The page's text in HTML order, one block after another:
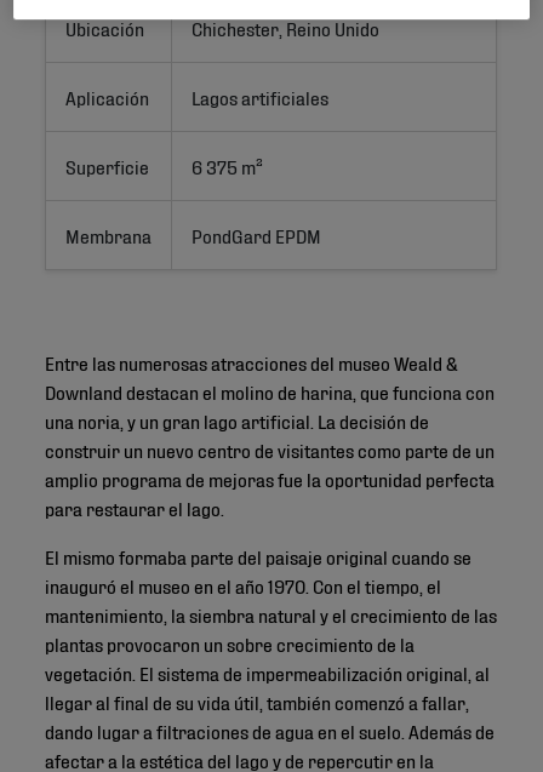
Ubicación Chichester, Reino Unido
Aplicación Lagos artificiales
Superficie 6 375 m²
Membrana PondGard EPDM
Entre las numerosas atracciones del museo Weald &
Downland destacan el molino de harina, que funciona con
una noria, y un gran lago artificial. La decisión de
construir un nuevo centro de visitantes como parte de un
amplio programa de mejoras fue la oportunidad perfecta
para restaurar el lago.
El mismo formaba parte del paisaje original cuando se
inauguró el museo en el año 1970. Con el tiempo, el
mantenimiento, la siembra natural y el crecimiento de las
plantas provocaron un sobre crecimiento de la
vegetación. El sistema de impermeabilización original, al
llegar al final de su vida útil, también comenzó a fallar,
dando lugar a filtraciones de agua en el suelo. Además de
afectar a la estética del lago y de repercutir en la